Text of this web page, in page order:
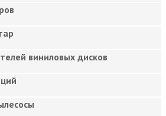
виниловых дисков